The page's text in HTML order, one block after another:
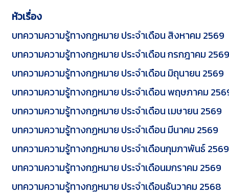
หัวเรื่อง
บทความความรู้ทางกฏหมาย ประจำเดือน สิงหาคม 2569
บทความความรู้ทางกฏหมาย ประจำเดือน กรกฎาคม 2569
บทความความรู้ทางกฏหมาย ประจำเดือน มิถุนายน 2569
บทความความรู้ทางกฏหมาย ประจำเดือน พฤษภาคม
บทความความรู้ทางกฏหมาย ประจำเดือน เมษายน 2569
บทความความรู้ทางกฏหมาย ประจำเดือน มีนาคม 2569
บทความความรู้ทางกฏหมาย ประจำเดือนกุมภาพันธ์ 2569
บทความความรู้ทางกฏหมาย ประจำเดือนมกราคม 2569
บทความความรู้ทางกฏหมาย ประจำเดือนธันวาคม 2568